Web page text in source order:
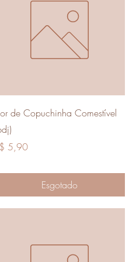
Visualização rápida
de Copuchinha Comestível
5,90
Esgotado